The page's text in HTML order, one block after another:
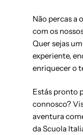
Não percas a
com os
Quer sejas
experiente,
enriquecer o
Estás pronto
connosco?
aventura
da Scuola